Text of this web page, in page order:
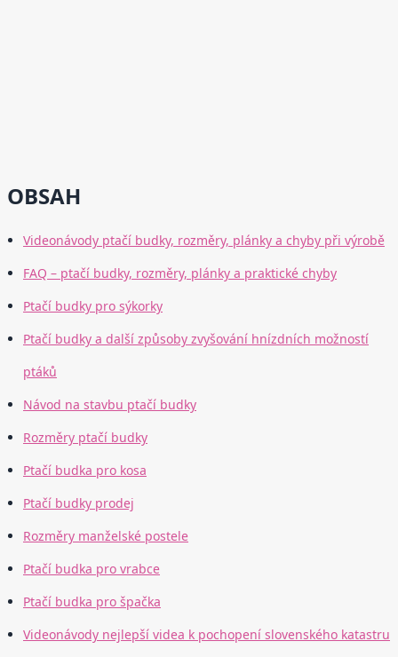
OBSAH
Videonávody ptačí budky, rozměry, plánky a chyby při výrobě
FAQ – ptačí budky, rozměry, plánky a praktické chyby
Ptačí budky pro sýkorky
Ptačí budky a další způsoby zvyšování hnízdních možností
ptáků
Návod na stavbu ptačí budky
Rozměry ptačí budky
Ptačí budka pro kosa
Ptačí budky prodej
Rozměry manželské postele
Ptačí budka pro vrabce
Ptačí budka pro špačka
Videonávody nejlepší videa k pochopení slovenského katastru